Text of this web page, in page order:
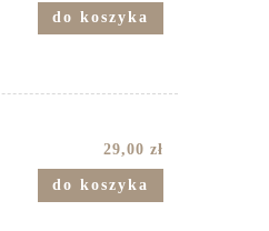
do koszyka
29,00 zł
do koszyka